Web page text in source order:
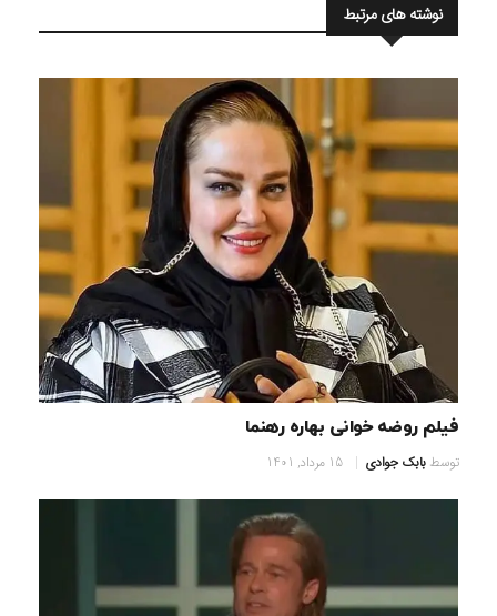
نوشته های مرتبط
فیلم روضه خوانی بهاره رهنما
توسطبابک جوادی 15 مرداد, 1401